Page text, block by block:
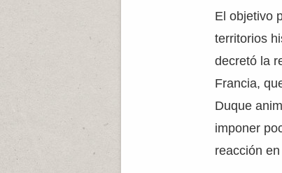
El objetivo
territorios
decretó la
Francia,
Duque
imponer
reacción